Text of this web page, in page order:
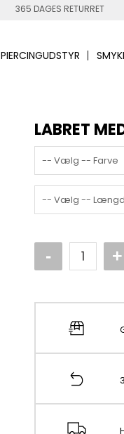
365 DAGES RETURRET
PIERCINGUDSTYR
LABRET
-- Vælg -- Farve
-- Vælg --